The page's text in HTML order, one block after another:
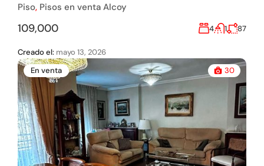
Piso, Pisos en venta Alcoy
109,000 4 1 87
Creado el: mayo 13, 2026
En venta
30